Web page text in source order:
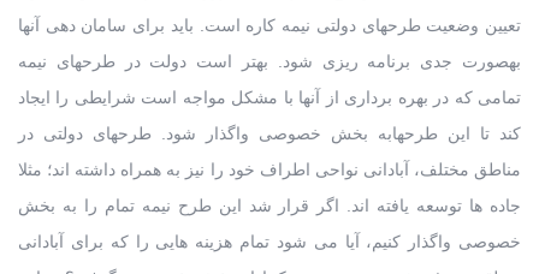
تعیین وضعیت طرحهای دولتی نیمه کاره است. باید برای سامان دهی آنها
بهصورت جدی برنامه ریزی شود. بهتر است دولت در طرحهای نیمه
تمامی که در بهره برداری از آنها با مشکل مواجه است شرایطی را ایجاد
کند تا این طرحهابه بخش خصوصی واگذار شود. طرحهای دولتی در
مناطق مختلف، آبادانی نواحی اطراف خود را نیز به همراه داشته اند؛ مثلا
جاده ها توسعه یافته اند. اگر قرار شد این طرح نیمه تمام را به بخش
خصوصی واگذار کنیم، آیا می شود تمام هزینه هایی را که برای آبادانی